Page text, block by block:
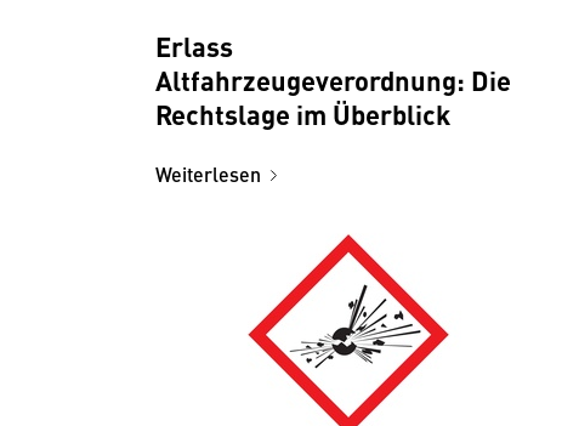
Erlass
Altfahrzeugeverordnung: Die
Rechtslage im Überblick
Weiterlesen